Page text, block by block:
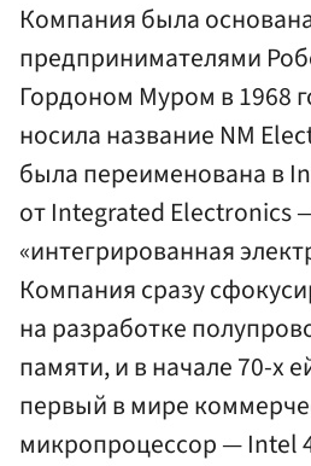
Компания была
предпринимателями
Гордоном Муром в 1968
носила название NM
была переименована в
от Integrated Electronics
«интегрированная
Компания сразу
на разработке
памяти, и в начале 70-х
первый в мире
микропроцессор — Intel